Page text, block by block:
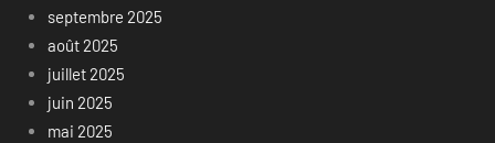
septembre 2025
août 2025
juillet 2025
juin 2025
mai 2025